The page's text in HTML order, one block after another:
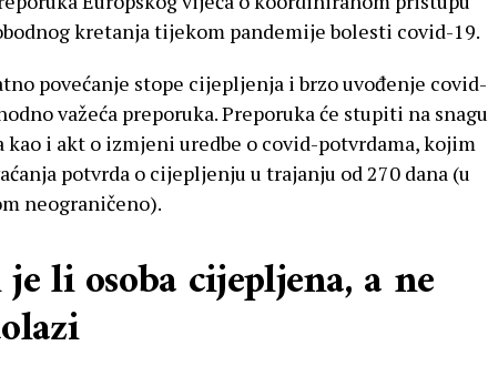
kretanja tijekom pandemije bolesti covid-19.
povećanje stope cijepljenja i brzo uvođenje covid-
važeća preporuka. Preporuka će stupiti na snagu
kao i akt o izmjeni uredbe o covid-potvrdama, kojim
potvrda o cijepljenju u trajanju od 270 dana (u
neograničeno).
li osoba cijepljena, a ne